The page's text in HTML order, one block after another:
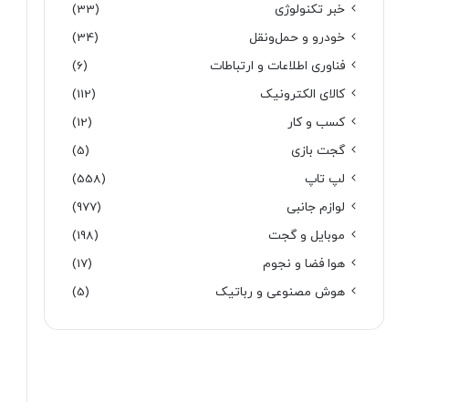
خبر تکنولوژی
(33)
خودرو و حمل‌و‌نقل
(34)
فناوری اطلاعات و ارتباطات
(6)
کالای الکترونیک
(112)
کسب و کار
(12)
گجت بازی
(5)
لپ تاپ
(558)
لوازم جانبی
(977)
موبایل و گجت
(198)
هوا فضا و نجوم
(17)
هوش مصنوعی و رباتیک
(5)